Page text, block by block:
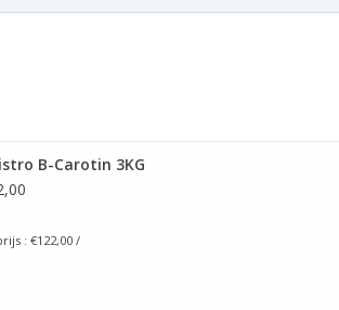
B-Carotin 3KG
: €122,00 /